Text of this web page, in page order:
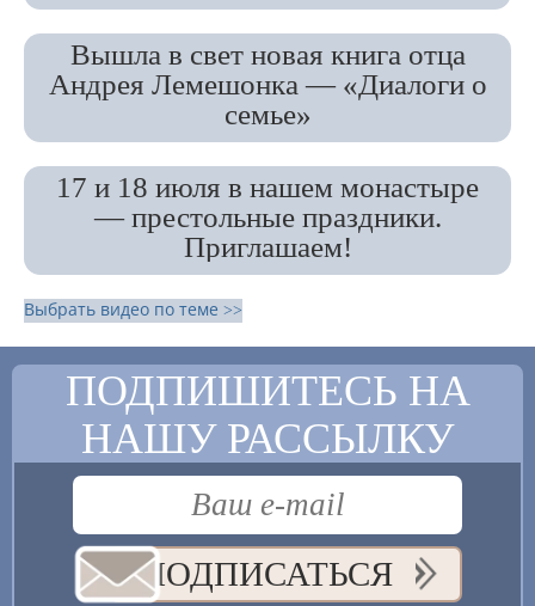
Вышла в свет новая книга отца
Андрея Лемешонка — «Диалоги о
семье»
17 и 18 июля в нашем монастыре
— престольные праздники.
Приглашаем!
Выбрать видео по теме >>
ПОДПИШИТЕСЬ НА
НАШУ РАССЫЛКУ
ПОДПИСАТЬСЯ